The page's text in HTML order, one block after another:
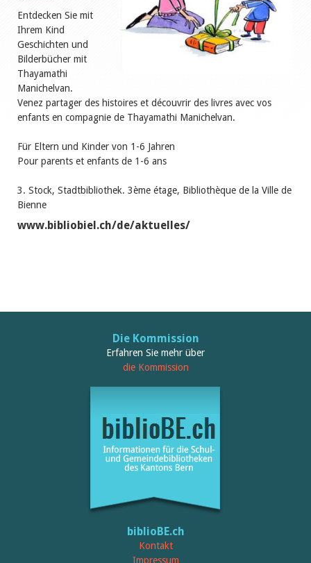
Entdecken Sie mit
Ihrem Kind
Geschichten und
Bilderbücher mit
Thayamathi
Manichelvan.
Venez partager des histoires et découvrir des livres avec vos
enfants en compagnie de Thayamathi Manichelvan.
Für Eltern und Kinder von 1-6 Jahren
Pour parents et enfants de 1-6 ans
3. Stock, Stadtbibliothek. 3ème étage, Bibliothèque de la Ville de
Bienne
www.bibliobiel.ch/de/aktuelles/
Die Kommission
Erfahren Sie mehr über
die Kommission
biblioBE.ch
Kontakt
Impressum